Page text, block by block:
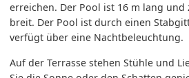
erreichen. Der Pool ist 16 m lang und
breit. Der Pool ist durch einen
verfügt über eine Nachtbeleuchtung.
Auf der Terrasse stehen Stühle und